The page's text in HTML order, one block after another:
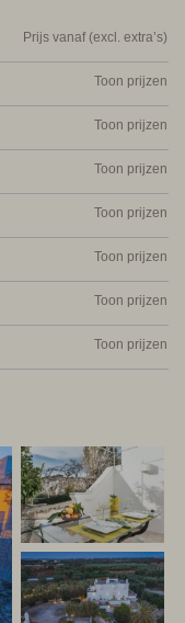
Prijs vanaf (excl. extra’s)
Toon prijzen
Toon prijzen
Toon prijzen
Toon prijzen
Toon prijzen
Toon prijzen
Toon prijzen